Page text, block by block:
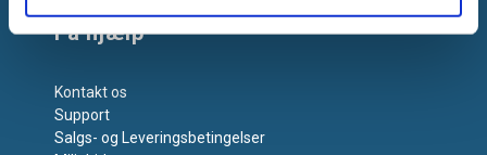
Få hjælp
Kontakt os
Support
Salgs- og Leveringsbetingelser